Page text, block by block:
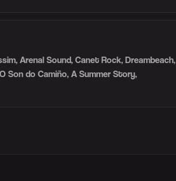
Arenal Sound, Canet Rock, Dreambeach,
Son do Camiño, A Summer Story,